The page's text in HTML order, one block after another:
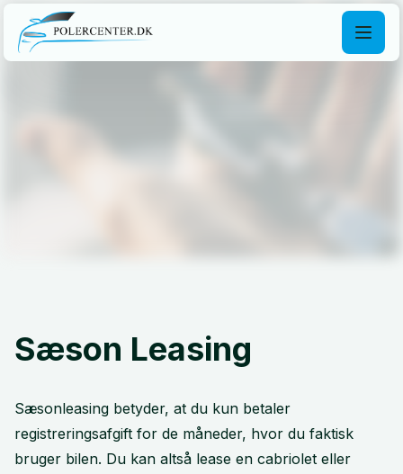
Sæson Leasing
Sæsonleasing betyder, at du kun betaler
registreringsafgift for de måneder, hvor du faktisk
bruger bilen. Du kan altså lease en cabriolet eller